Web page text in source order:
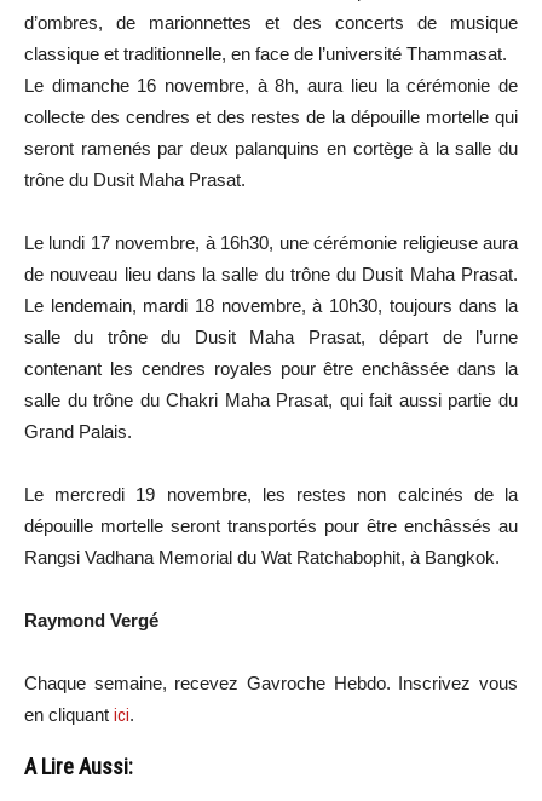
d’ombres, de marionnettes et des concerts de musique
classique et traditionnelle, en face de l’université Thammasat.
Le dimanche 16 novembre, à 8h, aura lieu la cérémonie de
collecte des cendres et des restes de la dépouille mortelle qui
seront ramenés par deux palanquins en cortège à la salle du
trône du Dusit Maha Prasat.
Le lundi 17 novembre, à 16h30, une cérémonie religieuse aura
de nouveau lieu dans la salle du trône du Dusit Maha Prasat.
Le lendemain, mardi 18 novembre, à 10h30, toujours dans la
salle du trône du Dusit Maha Prasat, départ de l’urne
contenant les cendres royales pour être enchâssée dans la
salle du trône du Chakri Maha Prasat, qui fait aussi partie du
Grand Palais.
Le mercredi 19 novembre, les restes non calcinés de la
dépouille mortelle seront transportés pour être enchâssés au
Rangsi Vadhana Memorial du Wat Ratchabophit, à Bangkok.
Raymond Vergé
Chaque semaine, recevez Gavroche Hebdo. Inscrivez vous
en cliquant ici.
A Lire Aussi: